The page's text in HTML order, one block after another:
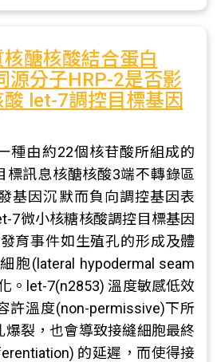
醣核酸結合蛋白
源分子HRP-2是否影
let-7調控目標基因
種由約22個核苷酸所組成的
標訊息核醣核酸3端不轉錄區
基因沉默而負向調控基因表
7微小核糖核酸調控目標基因
育事件如生殖孔的形成及體
胞(lateral hypodermal seam
。let-7(n2853) 溫度敏感低效
許溫度(non-permissive)下所
爆裂，也會導致接縫細胞最終
的延遲，而使得接